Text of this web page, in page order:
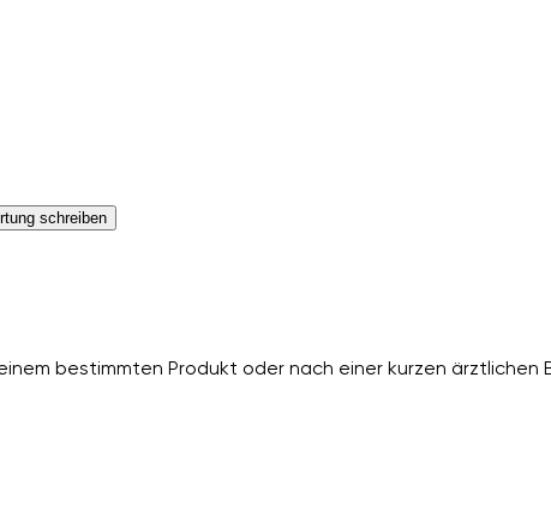
schreiben
bestimmten Produkt oder nach einer kurzen ärztlichen